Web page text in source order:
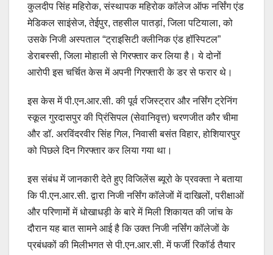
कुलदीप सिंह महिरोक, संस्थापक महिरोक कॉलेज ऑफ नर्सिंग एंड
मेडिकल साइंसेज, तेईपुर, तहसील पातड़ां, जिला पटियाला, को
उसके निजी अस्पताल “ट्राइसिटी क्लीनिक एंड हॉस्पिटल”
डेराबस्सी, जिला मोहाली से गिरफ्तार कर लिया है। ये दोनों
आरोपी इस चर्चित केस में अपनी गिरफ्तारी के डर से फरार थे।
इस केस में पी.एन.आर.सी. की पूर्व रजिस्ट्रार और नर्सिंग ट्रेनिंग
स्कूल गुरदासपुर की प्रिंसिपल (सेवानिवृत्त) चरणजीत कौर चीमा
और डॉ. अरविंदरवीर सिंह गिल, निवासी बसंत विहार, होशियारपुर
को पिछले दिन गिरफ्तार कर लिया गया था।
इस संबंध में जानकारी देते हुए विजिलेंस ब्यूरो के प्रवक्ता ने बताया
कि पी.एन.आर.सी. द्वारा निजी नर्सिंग कॉलेजों में दाखिलों, परीक्षाओं
और परिणामों में धोखाधड़ी के बारे में मिली शिकायत की जांच के
दौरान यह बात सामने आई है कि उक्त निजी नर्सिंग कॉलेजों के
प्रबंधकों की मिलीभगत से पी.एन.आर.सी. में फर्जी रिकॉर्ड तैयार